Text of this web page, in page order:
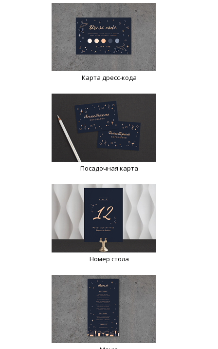
Карта дресс-кода
Посадочная карта
Номер стола